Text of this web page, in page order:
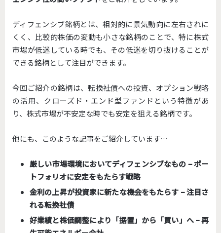
ディフェンシブ銘柄とは、相対的に景気動向に左右されに
くく、比較的株価の変動も小さな銘柄のことで、特に株式
市場が低迷している時でも、その低迷を切り抜けることが
できる銘柄として注目ができます。
今回ご紹介の銘柄は、転換社債への投資、オプション戦略
の活用、クローズド・エンド型ファンドという特徴があ
り、株式市場が不安定な時でも安定を狙える銘柄です。
他にも、このような記事をご紹介しています…
厳しい市場環境においてディフェンシブなもの – ポー
トフォリオに安定をもたらす戦略
金利の上昇が投資家に新たな機会をもたらす – 注目さ
れる転換社債
好業績と株価調整により「据置」から「買い」へ – 再